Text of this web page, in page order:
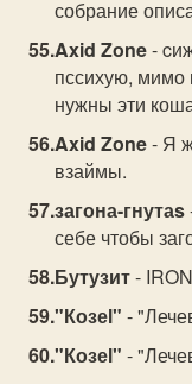
собрание
Axid Zone-
пссихую, мимо
нужны эти
Axid Zone- Я
взаймы.
загона-гнутаs
себе чтобы
Бутузит-
"Козеl" -
"Козеl" -